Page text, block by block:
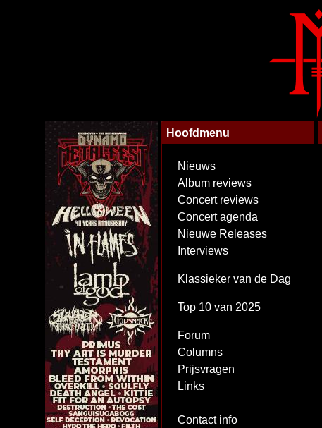
Hoofdmenu
Nieuws
Album reviews
Concert reviews
Concert agenda
Nieuwe Releases
Interviews
Klassieker van de Dag
Top 10 van 2025
Forum
Columns
Prijsvragen
Links
Contact info